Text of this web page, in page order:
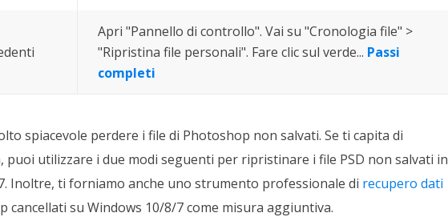
Apri "Pannello di controllo". Vai su "Cronologia file" >
"Ripristina file personali". Fare clic sul verde... Passi
completi
spiacevole perdere i file di Photoshop non salvati. Se ti capita di
utilizzare i due modi seguenti per ripristinare i file PSD non salvati in
Inoltre, ti forniamo anche uno strumento professionale di recupero dati
cancellati su Windows 10/8/7 come misura aggiuntiva.